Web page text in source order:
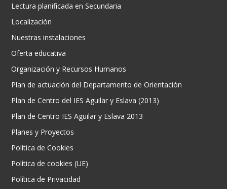
Lectura planificada en Secundaria
Localización
Nuestras instalaciones
Oferta educativa
Organización y Recursos Humanos
Plan de actuación del Departamento de Orientación
Plan de Centro del IES Aguilar y Eslava (2013)
Plan de Centro IES Aguilar y Eslava 2013
Planes y Proyectos
Política de Cookies
Política de cookies (UE)
Política de Privacidad